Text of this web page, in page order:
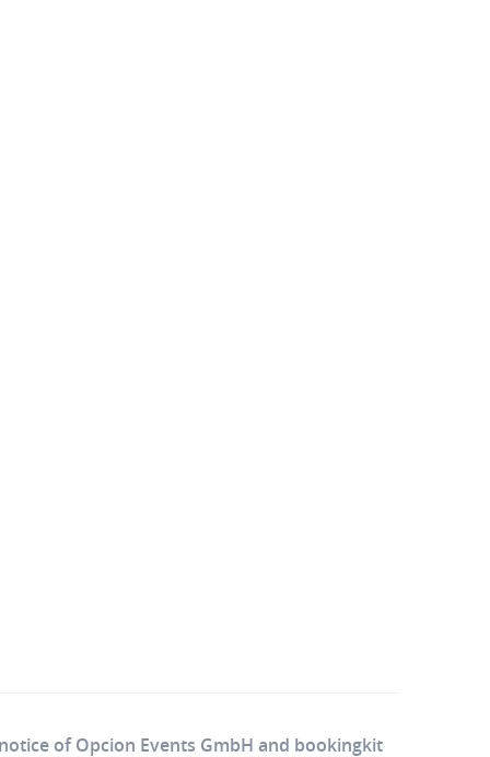
of Opcion Events GmbH and bookingkit